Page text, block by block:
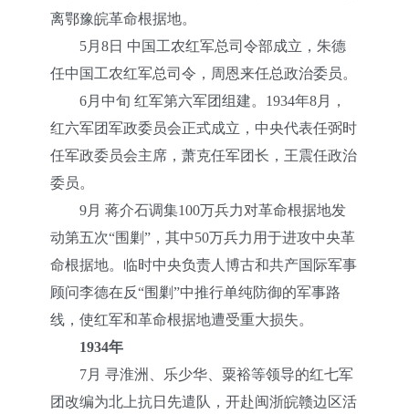
离鄂豫皖革命根据地。
5月8日 中国工农红军总司令部成立，朱德
任中国工农红军总司令，周恩来任总政治委员。
6月中旬 红军第六军团组建。1934年8月，
红六军团军政委员会正式成立，中央代表任弼时
任军政委员会主席，萧克任军团长，王震任政治
委员。
9月 蒋介石调集100万兵力对革命根据地发
动第五次“围剿”，其中50万兵力用于进攻中央革
命根据地。临时中央负责人博古和共产国际军事
顾问李德在反“围剿”中推行单纯防御的军事路
线，使红军和革命根据地遭受重大损失。
1934年
7月 寻淮洲、乐少华、粟裕等领导的红七军
团改编为北上抗日先遣队，开赴闽浙皖赣边区活